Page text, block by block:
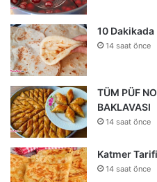
10
14 saat önce
TÜM PÜF
BAKLAVASI
14 saat önce
Katmer Tarifi
14 saat önce